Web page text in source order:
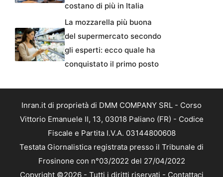
costano di più in Italia
La mozzarella più buona
del supermercato secondo
gli esperti: ecco quale ha
conquistato il primo posto
Inran.it di proprietà di DMM COMPANY SRL - Corso
Vittorio Emanuele II, 13, 03018 Paliano (FR) - Codice
Fiscale e Partita I.V.A. 03144800608
Testata Giornalistica registrata presso il Tribunale di
Frosinone con n°03/2022 del 27/04/2022
Copyright ©2026 - Tutti i diritti riservati - Contattaci